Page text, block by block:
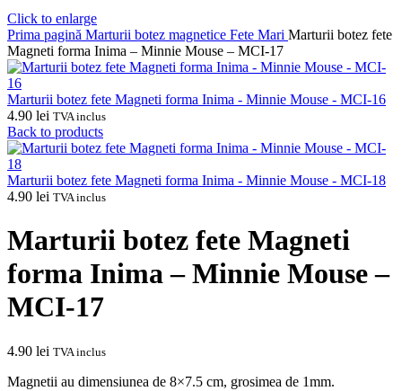
Click to enlarge
Prima pagină Marturii botez magnetice Fete Mari Marturii botez fete
Magneti forma Inima – Minnie Mouse – MCI-17
Marturii botez fete Magneti forma Inima - Minnie Mouse - MCI-16
4.90 lei TVA inclus
Back to products
Marturii botez fete Magneti forma Inima - Minnie Mouse - MCI-18
4.90 lei TVA inclus
Marturii botez fete Magneti
forma Inima – Minnie Mouse –
MCI-17
4.90 lei TVA inclus
Magnetii au dimensiunea de 8×7.5 cm, grosimea de 1mm.